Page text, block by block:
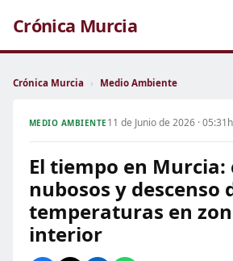
Crónica Murcia
Crónica Murcia › Medio Ambiente
MEDIO AMBIENTE 11 de Junio de 2026 · 05:31h
El tiempo en Murcia:
nubosos y descenso
temperaturas en
interior